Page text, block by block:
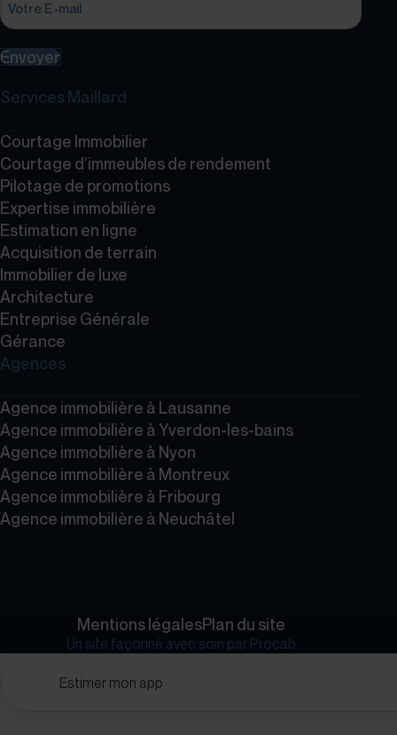
Envoyer
Services Maillard
Courtage Immobilier
Courtage d’immeubles de rendement
Pilotage de promotions
Expertise immobilière
Estimation en ligne
Acquisition de terrain
Immobilier de luxe
Architecture
Entreprise Générale
Gérance
Agences
Agence immobilière à Lausanne
Agence immobilière à Yverdon-les-bains
Agence immobilière à Nyon
Agence immobilière à Montreux
Agence immobilière à Fribourg
Agence immobilière à Neuchâtel
Mentions légalesPlan du site
Un site façonné avec soin par Procab